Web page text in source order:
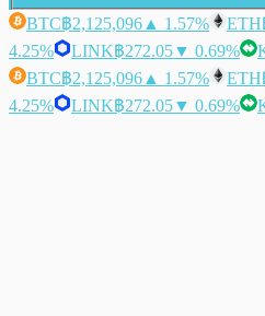
BTC฿2,125,096 ▲ 1.57% ETH
4.25%
LINK฿272.05▼ 0.69%
BTC฿2,125,096 ▲ 1.57% ETH
4.25%
LINK฿272.05▼ 0.69%